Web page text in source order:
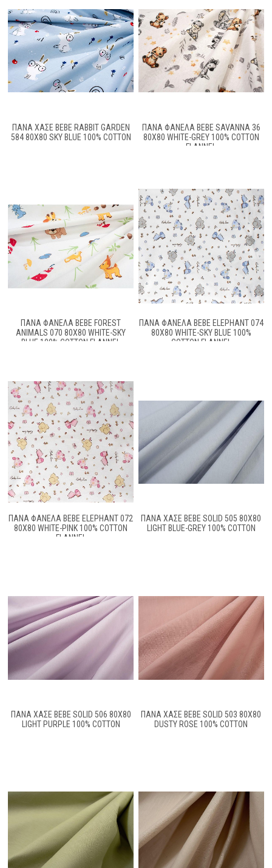
ΠΆΝΑ ΧΑΣΈ BEBE RABBIT GARDEN
584 80X80 SKY BLUE 100% COTTON
ΠΆΝΑ ΦΑΝΈΛΑ BEBE SAVANNA 36
80X80 WHITE-GREY 100% COTTON
FLANNEL
ΠΆΝΑ ΦΑΝΈΛΑ BEBE FOREST
ANIMALS 070 80X80 WHITE-SKY
BLUE 100% COTTON FLANNEL
ΠΆΝΑ ΦΑΝΈΛΑ BEBE ELEPHANT 074
80X80 WHITE-SKY BLUE 100%
COTTON FLANNEL
ΠΆΝΑ ΦΑΝΈΛΑ BEBE ELEPHANT 072
80X80 WHITE-PINK 100% COTTON
FLANNEL
ΠΆΝΑ ΧΑΣΈ BEBE SOLID 505 80X80
LIGHT BLUE-GREY 100% COTTON
ΠΆΝΑ ΧΑΣΈ BEBE SOLID 506 80X80
LIGHT PURPLE 100% COTTON
ΠΆΝΑ ΧΑΣΈ BEBE SOLID 503 80X80
DUSTY ROSE 100% COTTON